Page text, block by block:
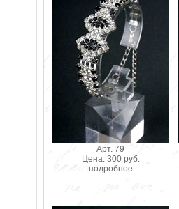
Арт. 79
Цена: 300 руб.
подробнее